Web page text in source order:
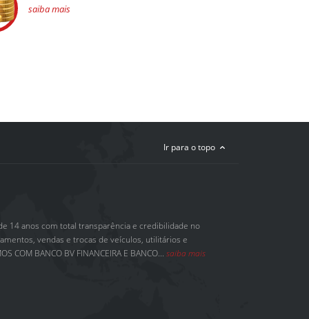
saiba mais
Ir para o topo
14 anos com total transparência e credibilidade no
vendas e trocas de veículos, utilitários e
COM BANCO BV FINANCEIRA E BANCO... saiba mais